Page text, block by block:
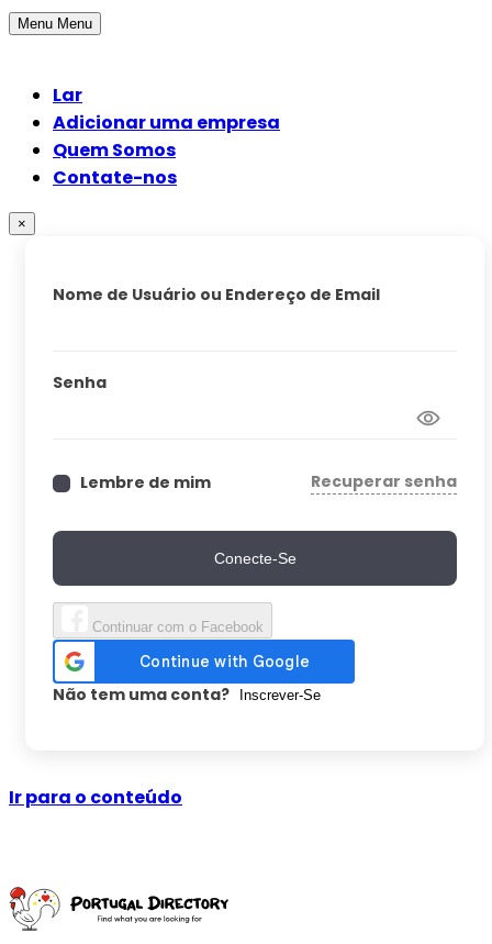
Menu Menu
Lar
Adicionar uma empresa
Quem Somos
Contate-nos
×
Nome de Usuário ou Endereço de Email
Senha
Lembre de mim Recuperar senha
Conecte-Se
Continuar com o Facebook
Não tem uma conta? Inscrever-Se
Ir para o conteúdo